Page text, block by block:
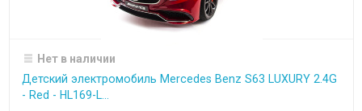
Нет в наличии
Детский электромобиль Mercedes Benz S63 LUXURY 2.4G
- Red - HL169-L...